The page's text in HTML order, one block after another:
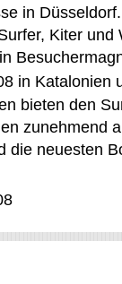
in
Kiter und
in Katalonien
bieten den
zunehmend
die neuesten